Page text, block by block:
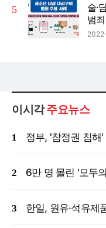
술·
범
이시각주요뉴스